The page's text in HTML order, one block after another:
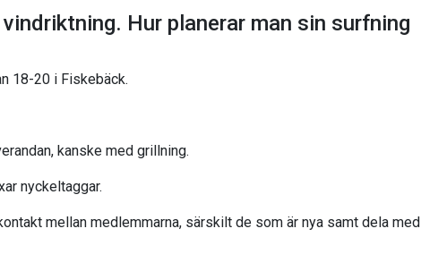
Hur planerar man sin surfning
18-20 i Fiskebäck.
kanske med grillning.
nyckeltaggar.
mellan medlemmarna, särskilt de som är nya samt dela med